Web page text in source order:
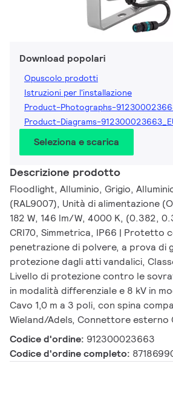
Download popolari
Opuscolo prodotti
Istruzioni per l'installazione
Product-Photographs-
Product-Diagrams-
Seleziona e scarica
Descrizione prodotto
Floodlight, Alluminio, Grigio,
(RAL9007), Unità di alimentazione
182 W, 146 lm/W, 4000 K, (0.382,
CRI70, Simmetrica, IP66 | Protetto
penetrazione di polvere, a prova di
protezione dagli atti vandalici,
Livello di protezione contro le
in modalità differenziale e 8 kV in
Cavo 1,0 m a 3 poli, con spina
Wieland/Adels, Connettore esterno
Codice d'ordine: 912300023663
Codice d'ordine completo: